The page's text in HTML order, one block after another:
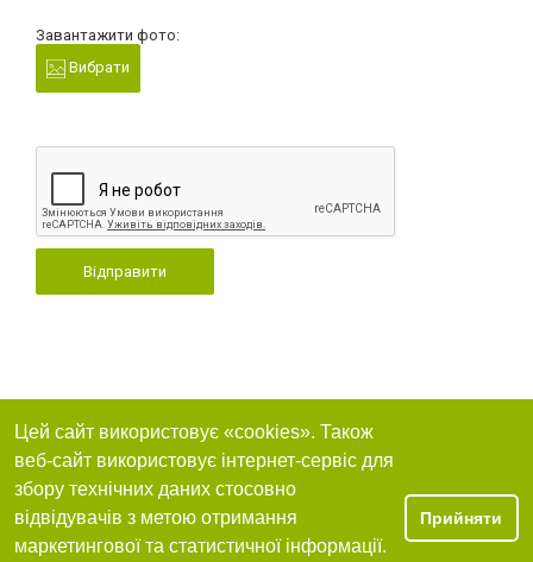
Завантажити фото:
Вибрати
Відправити
Цей сайт використовує «cookies». Також
веб-сайт використовує інтернет-сервіс для
збору технічних даних стосовно
відвідувачів з метою отримання
маркетингової та статистичної інформації.
Прийняти